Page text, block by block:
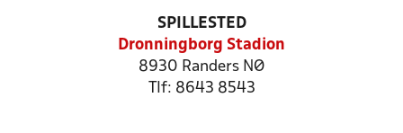
SPILLESTED
Dronningborg Stadion
8930 Randers NØ
Tlf: 8643 8543